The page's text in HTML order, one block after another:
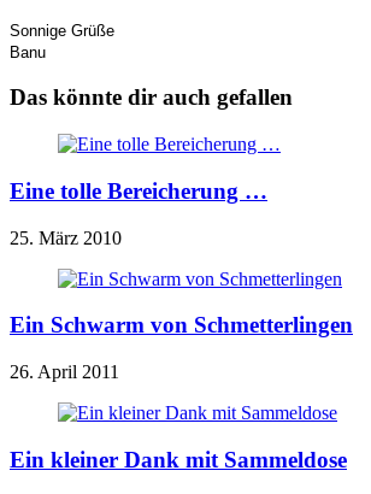
Sonnige Grüße
Banu
Das könnte dir auch gefallen
Eine tolle Bereicherung …
25. März 2010
Ein Schwarm von Schmetterlingen
26. April 2011
Ein kleiner Dank mit Sammeldose